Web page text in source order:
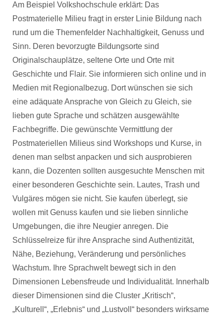
Am Beispiel Volkshochschule erklärt: Das
Postmaterielle Milieu fragt in erster Linie Bildung nach
rund um die Themenfelder Nachhaltigkeit, Genuss und
Sinn. Deren bevorzugte Bildungsorte sind
Originalschauplätze, seltene Orte und Orte mit
Geschichte und Flair. Sie informieren sich online und in
Medien mit Regionalbezug. Dort wünschen sie sich
eine adäquate Ansprache von Gleich zu Gleich, sie
lieben gute Sprache und schätzen ausgewählte
Fachbegriffe. Die gewünschte Vermittlung der
Postmateriellen Milieus sind Workshops und Kurse, in
denen man selbst anpacken und sich ausprobieren
kann, die Dozenten sollten ausgesuchte Menschen mit
einer besonderen Geschichte sein. Lautes, Trash und
Vulgäres mögen sie nicht. Sie kaufen überlegt, sie
wollen mit Genuss kaufen und sie lieben sinnliche
Umgebungen, die ihre Neugier anregen. Die
Schlüsselreize für ihre Ansprache sind Authentizität,
Nähe, Beziehung, Veränderung und persönliches
Wachstum. Ihre Sprachwelt bewegt sich in den
Dimensionen Lebensfreude und Individualität. Innerhalb
dieser Dimensionen sind die Cluster „Kritisch“,
„Kulturell“, „Erlebnis“ und „Lustvoll“ besonders wirksame